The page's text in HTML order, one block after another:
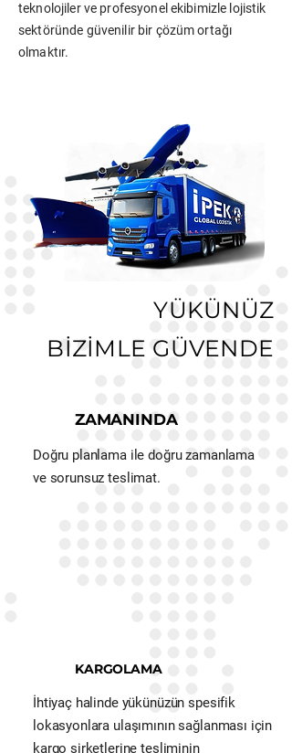
teknolojiler ve profesyonel ekibimizle lojistik
sektöründe güvenilir bir çözüm ortağı
olmaktır.
YÜKÜNÜZ
BİZİMLE GÜVENDE
ZAMANINDA
Doğru planlama ile doğru zamanlama
ve sorunsuz teslimat.
İhtiyaç halinde yükünüzün spesifik
lokasyonlara ulaşımının sağlanması için
kargo şirketlerine tesliminin
KARGOLAMA